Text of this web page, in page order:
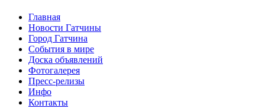
Главная
Новости Гатчины
Город Гатчина
События в мире
Доска объявлений
Фотогалерея
Пресс-релизы
Инфо
Контакты